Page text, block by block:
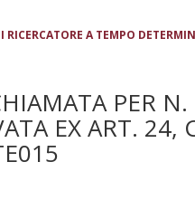
A TEMPO
PER
EX ART.